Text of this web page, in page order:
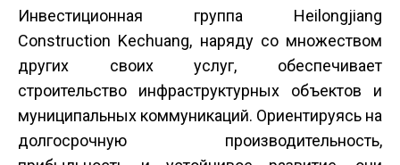
Инвестиционная группа Heilongjiang
Construction Kechuang, наряду со множеством
других своих услуг, обеспечивает
строительство инфраструктурных объектов и
муниципальных коммуникаций. Ориентируясь на
долгосрочную производительность,